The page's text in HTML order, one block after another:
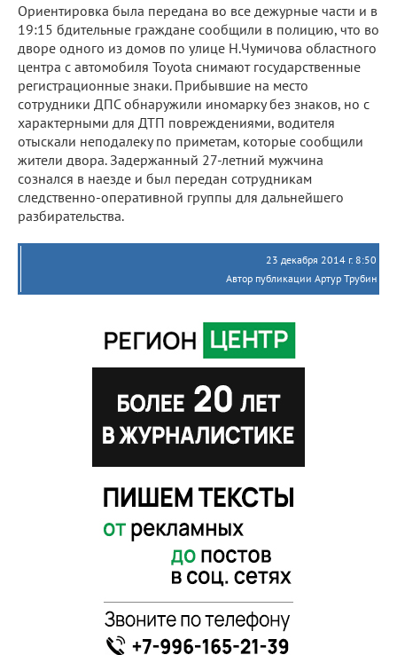
Ориентировка была передана во все дежурные части и в
19:15 бдительные граждане сообщили в полицию, что во
дворе одного из домов по улице Н.Чумичова областного
центра с автомобиля Toyota снимают государственные
регистрационные знаки. Прибывшие на место
сотрудники ДПС обнаружили иномарку без знаков, но с
характерными для ДТП повреждениями, водителя
отыскали неподалеку по приметам, которые сообщили
жители двора. Задержанный 27-летний мужчина
сознался в наезде и был передан сотрудникам
следственно-оперативной группы для дальнейшего
разбирательства.
23 декабря 2014 г. 8:50
Автор публикации Артур Трубин